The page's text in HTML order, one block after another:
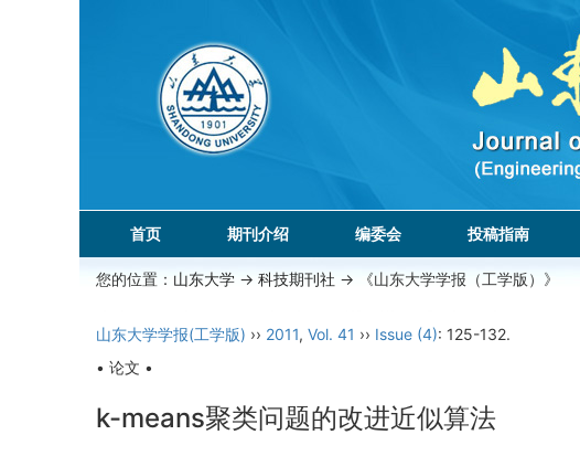
首页 期刊介绍 编委会 投稿指南
您的位置： 山东大学 -> 科技期刊社 -> 《山东大学学报（工学版）》
山东大学学报(工学版) ›› 2011, Vol. 41 ›› Issue (4): 125-132.
• 论文 •
k-means聚类问题的改进近似算法